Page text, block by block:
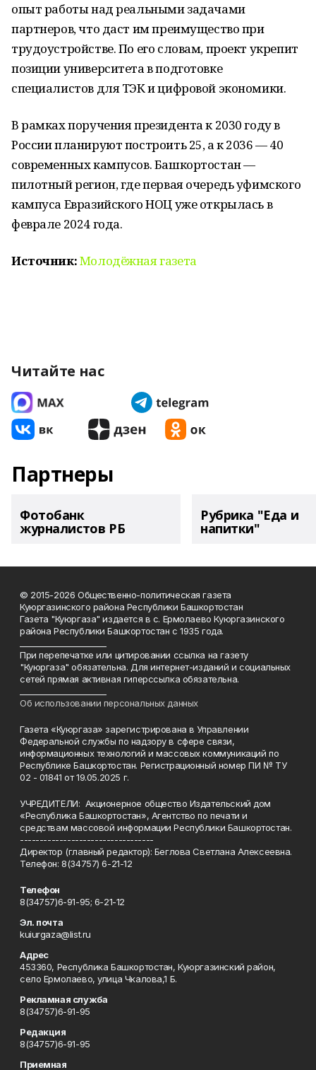
опыт работы над реальными задачами
партнеров, что даст им преимущество при
трудоустройстве. По его словам, проект укрепит
позиции университета в подготовке
специалистов для ТЭК и цифровой экономики.
В рамках поручения президента к 2030 году в
России планируют построить 25, а к 2036 — 40
современных кампусов. Башкортостан —
пилотный регион, где первая очередь уфимского
кампуса Евразийского НОЦ уже открылась в
феврале 2024 года.
Источник:Молодёжная газета
Читайте нас
Партнеры
Фотобанк
журналистов РБ
Рубрика "Еда и
напитки"
© 2015-2026 Общественно-политическая газета
Куюргазинского района Республики Башкортостан
Газета "Куюргаза" издается в с. Ермолаево Куюргазинского
района Республики Башкортостан с 1935 года.
При перепечатке или цитировании ссылка на газету
"Куюргаза" обязательна. Для интернет-изданий и социальных
сетей прямая активная гиперссылка обязательна.
Об использовании персональных данных
Газета «Куюргаза» зарегистрирована в Управлении
Федеральной службы по надзору в сфере связи,
информационных технологий и массовых коммуникаций по
Республике Башкортостан. Регистрационный номер ПИ № ТУ
02 - 01841 от 19.05.2025 г.
УЧРЕДИТЕЛИ: Акционерное общество Издательский дом
«Республика Башкортостан», Агентство по печати и
средствам массовой информации Республики Башкортостан.
----------------------------------
Директор (главный редактор): Беглова Светлана Алексеевна.
Телефон: 8(34757) 6-21-12
Телефон
8(34757)6-91-95; 6-21-12
Эл. почта
kuiurgaza@list.ru
Адрес
453360, Республика Башкортостан, Куюргазинский район,
село Ермолаево, улица Чкалова,1 Б.
Рекламная служба
8(34757)6-91-95
Редакция
8(34757)6-91-95
Приемная